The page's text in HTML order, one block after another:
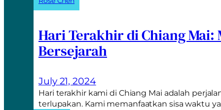
Hari Terakhir di Chiang Mai:
Bersejarah
July 21, 2024
Hari terakhir kami di Chiang Mai adalah
terlupakan. Kami memanfaatkan sisa waktu